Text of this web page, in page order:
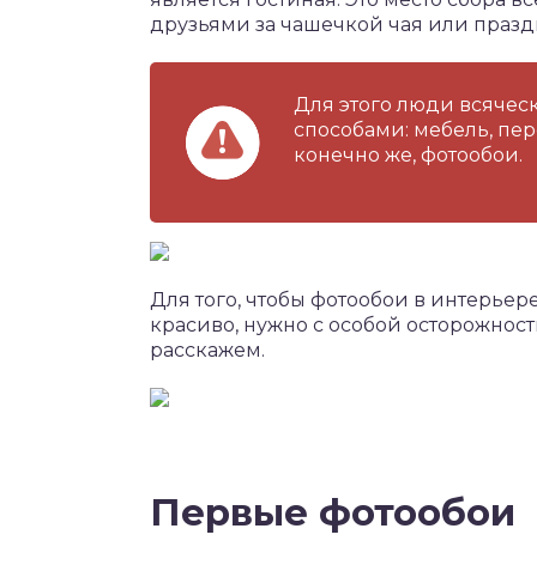
друзьями за чашечкой чая или
Для этого люди
способами: мебель,
конечно же, фотообои.
Для того, чтобы фотообои в
красиво, нужно с особой
расскажем.
Первые фотообои